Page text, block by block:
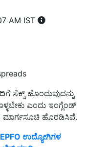
AM IST
ಸೆಕ್ಸ್ ಹೊಂದುವುದನ್ನು
ಎಂದು ಇಂಗ್ಲೆಂಡ್
ಮಾರ್ಗಸೂಚಿ ಹೊರಡಿಸಿವೆ.
ಉದ್ಯೋಗಿಗಳ